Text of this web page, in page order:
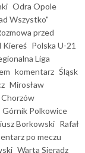
Odra Opole
Wszystko"
przed
Kiereś Polska U-21
Liga
komentarz Śląsk
Mirosław
Chorzów
Górnik Polkowice
Borkowski Rafał
po meczu
Warta Sieradz